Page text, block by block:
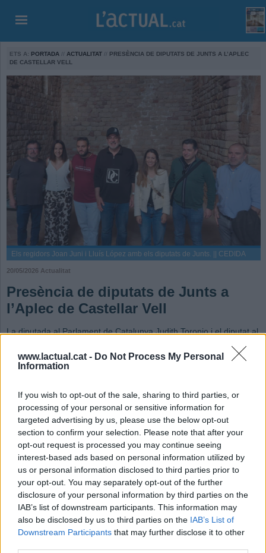
www.lactual.cat - Do Not Process My Personal
Information
If you wish to opt-out of the sale, sharing to third parties, or
processing of your personal or sensitive information for
targeted advertising by us, please use the below opt-out
section to confirm your selection. Please note that after your
opt-out request is processed you may continue seeing
interest-based ads based on personal information utilized by
us or personal information disclosed to third parties prior to
your opt-out. You may separately opt-out of the further
disclosure of your personal information by third parties on the
IAB’s list of downstream participants. This information may
also be disclosed by us to third parties on the IAB’s List of
Downstream Participants that may further disclose it to other
ETS A: PORTADA // ACTUALITAT // PRESÈNCIA DE DIPUTATS DE JUNTS A L’APLEC
DE CASTELLAR VELL
Els regidors Joan Juni i Lluís López amb els diputats de Junts. || CEDIDA
20/05/2026 Actualitat
Presència de diputats de Junts a
l’Aplec de Castellar Vell
La diputada al Parlament de Catalunya Judith Toronjo i el diputat al
arqueològic
Diumenge passat, coincidint amb la celebració de l’Aplec de Castellar Vell,
Junts per Castellar va rebre la visita de la diputada al Parlament de Catalunya
Judith Toronjo i del diputat al Congrés del Diputats Josep Pagès al jaciment
arqueològic de Castellar Vell.
Durant la visita “vam poder compartir amb ells els resultats extraordinaris de la
campanya d’excavacions arqueològiques 2025-2026”, destaca el partit en una
nota de premsa. La trobada va servir per explicar sobre el terreny la
importància patrimonial i històrica de les troballes descobertes recentment.
Des de Junts per Castellar “vam traslladar la necessitat de continuar impulsant
institucionalment el projecte arqueològic de Castellar Vell perquè aquest espai
pugui consolidar-se com un jaciment de referència al conjunt del país”.
Tant Toronjo com Pagès van expressar el seu suport a continuar defensant al